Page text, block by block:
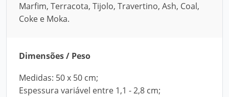
Marfim, Terracota, Tijolo, Travertino, Ash, Coal,
Coke e Moka.
Dimensões / Peso
Medidas: 50 x 50 cm;
Espessura variável entre 1,1 - 2,8 cm;